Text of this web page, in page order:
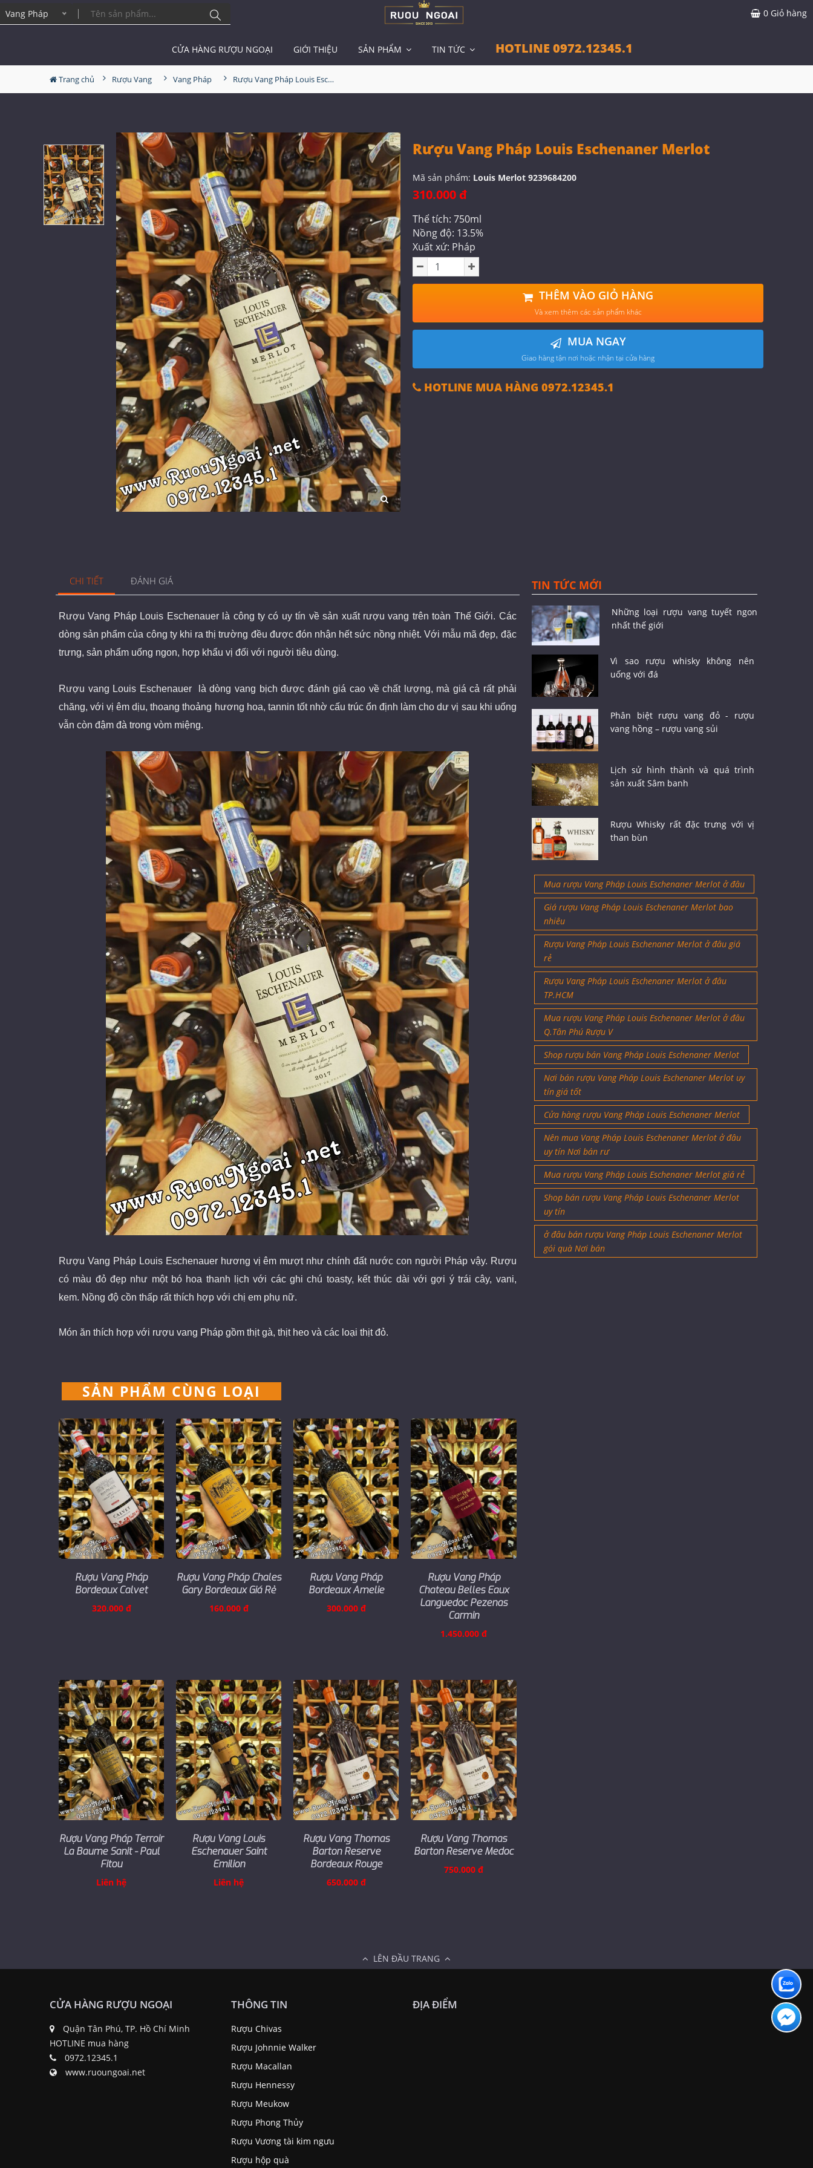
Pháp 0 Giỏ hàng
CỬA HÀNG RƯỢU NGOẠI GIỚI THIỆU SẢN PHẨM TIN TỨC HOTLINE 0972.12345.1
Trang chủ Rượu Vang Vang Pháp Rượu Vang Pháp Louis Eschenaner Merlot
Rượu Vang Pháp Louis Eschenaner Merlot
Mã sản phẩm: Louis Merlot 9239684200
310.000 đ
Thể tích: 750ml
Nồng độ: 13.5%
Xuất xứ: Pháp
THÊM VÀO GIỎ HÀNG
Và xem thêm các sản phẩm khác
MUA NGAY
Giao hàng tận nơi hoặc nhận tại cửa hàng
HOTLINE MUA HÀNG 0972.12345.1
CHI TIẾT ĐÁNH GIÁ
Rượu Vang Pháp Louis Eschenauerlà công ty có uy tín về sản xuất rượu vang trên toàn Thế Giới. Các
dòng sản phẩm của công ty khi ra thị trường đều được đón nhận hết sức nồng nhiệt. Với mẫu mã đẹp, đặc
trưng, sản phẩm uống ngon, hợp khẩu vị đối với người tiêu dùng.
Rượu vang Louis Eschenauerlà dòng vang bịch được đánh giá cao về chất lượng, mà giá cả rất phải
chăng, với vị êm dịu, thoang thoảng hương hoa, tannin tốt nhờ cấu trúc ổn định làm cho dư vị sau khi uống
vẫn còn đậm đà trong vòm miệng.
Rượu Vang Pháp Louis Eschenauer hương vị êm mượt như chính đất nước con người Pháp vậy. Rượu
có màu đỏ đẹp như một bó hoa thanh lịch với các ghi chú toasty, kết thúc dài với gợi ý trái cây, vani,
kem. Nồng độ cồn thấp rất thích hợp với chị em phụ nữ.
Món ăn thích hợp với rượu vang Pháp gồm thịt gà, thịt heo và các loại thịt đỏ.
SẢN PHẨM CÙNG LOẠI
Rượu Vang Pháp
Bordeaux Calvet
320.000 đ
Rượu Vang Pháp Chales
Gary Bordeaux Giá Rẻ
160.000 đ
Rượu Vang Pháp
Bordeaux Amelie
300.000 đ
Rượu Vang Pháp
Chateau Belles Eaux
Languedoc Pezenas
Carmin
1.450.000 đ
Rượu Vang Pháp Terroir
La Baume Sanit - Paul
Fitou
Liên hệ
Rượu Vang Louis
Eschenauer Saint
Emilion
Liên hệ
Rượu Vang Thomas
Barton Reserve
Bordeaux Rouge
650.000 đ
Rượu Vang Thomas
Barton Reserve Medoc
750.000 đ
TIN TỨC MỚI
Những loại rượu vang tuyết ngon
nhất thế giới
Vì sao rượu whisky không nên
uống với đá
Phân biệt rượu vang đỏ - rượu
vang hồng – rượu vang sủi
Lịch sử hình thành và quá trình
sản xuất Sâm banh
Rượu Whisky rất đặc trưng với vị
than bùn
Mua rượu Vang Pháp Louis Eschenaner Merlot ở đâu
Giá rượu Vang Pháp Louis Eschenaner Merlot bao
nhiêu
Rượu Vang Pháp Louis Eschenaner Merlot ở đâu giá
rẻ
Rượu Vang Pháp Louis Eschenaner Merlot ở đâu
TP.HCM
Mua rượu Vang Pháp Louis Eschenaner Merlot ở đâu
Q.Tân Phú Rượu V
Shop rượu bán Vang Pháp Louis Eschenaner Merlot
Nơi bán rượu Vang Pháp Louis Eschenaner Merlot uy
tín giá tốt
Cửa hàng rượu Vang Pháp Louis Eschenaner Merlot
Nên mua Vang Pháp Louis Eschenaner Merlot ở đâu
uy tín Nơi bán rư
Mua rượu Vang Pháp Louis Eschenaner Merlot giá rẻ
Shop bán rượu Vang Pháp Louis Eschenaner Merlot
uy tín
ở đâu bán rượu Vang Pháp Louis Eschenaner Merlot
gói quà Nơi bán
LÊN ĐẦU TRANG
CỬA HÀNG RƯỢU NGOẠI
Quận Tân Phú, TP. Hồ Chí Minh
HOTLINE mua hàng
0972.12345.1
www.ruoungoai.net
THÔNG TIN
Rượu Chivas
Rượu Johnnie Walker
Rượu Macallan
Rượu Hennessy
Rượu Meukow
Rượu Phong Thủy
Rượu Vương tài kim ngưu
Rượu hộp quà
ĐỊA ĐIỂM